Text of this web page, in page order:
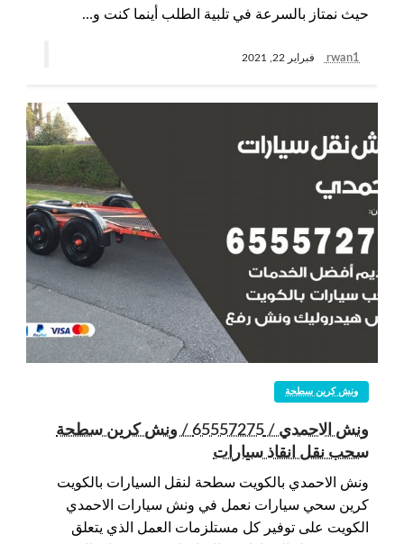
حيث نمتاز بالسرعة في تلبية الطلب أينما كنت و…
rwan1 فبراير 22, 2021
ونش كرين سطحة
ونش الاحمدي / 65557275 / ونش كرين سطحة
سحب نقل انقاذ سيارات
ونش الاحمدي بالكويت سطحة لنقل السيارات بالكويت
كرين سحي سيارات نعمل في ونش سيارات الاحمدي
الكويت على توفير كل مستلزمات العمل الذي يتعلق